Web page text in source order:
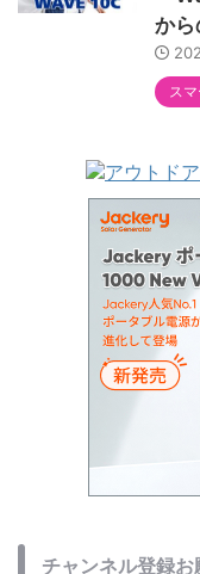
から
ス
チャンネル登録お